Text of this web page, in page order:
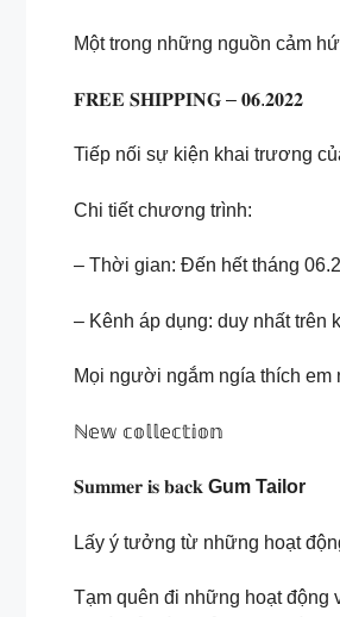
Một trong những nguồn cảm
𝐅𝐑𝐄𝐄 𝐒𝐇𝐈𝐏𝐏𝐈𝐍𝐆 – 𝟎𝟔.𝟐𝟎𝟐𝟐
Tiếp nối sự kiện khai trương
Chi tiết chương trình:
– Thời gian: Đến hết tháng
– Kênh áp dụng: duy nhất trên
Mọi người ngắm ngía thích em
ℕ𝕖𝕨 𝕔𝕠𝕝𝕝𝕖𝕔𝕥𝕚𝕠𝕟
𝐒𝐮𝐦𝐦𝐞𝐫 𝐢𝐬 𝐛𝐚𝐜𝐤 Gum Tailor
Lấy ý tưởng từ những hoạt
Tạm quên đi những hoạt động